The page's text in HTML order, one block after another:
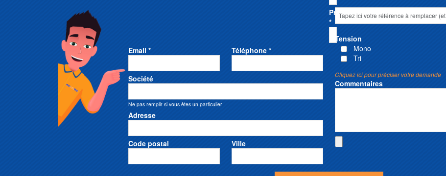
Prénom
*
Email * Téléphone *
Société
Ne pas remplir si vous êtes un particulier
Adresse
Code postal Ville
Tension
Mono
Tri
Cliquez ici pour préciser votre demande
Commentaires